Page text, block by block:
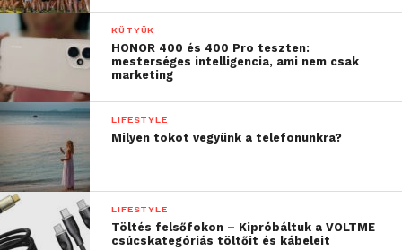
KÜTYÜK
HONOR 400 és 400 Pro teszten:
mesterséges intelligencia, ami nem csak
marketing
LIFESTYLE
Milyen tokot vegyünk a telefonunkra?
LIFESTYLE
Töltés felsőfokon – Kipróbáltuk a VOLTME
csúcskategóriás töltőit és kábeleit